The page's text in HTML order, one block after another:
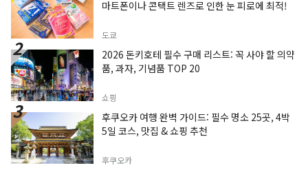
마트폰이나 콘택트 렌즈로 인한 눈 피로에 최적!
도쿄
2026 돈키호테 필수 구매 리스트: 꼭 사야 할 의약
품, 과자, 기념품 TOP 20
쇼핑
후쿠오카 여행 완벽 가이드: 필수 명소 25곳, 4박
5일 코스, 맛집 & 쇼핑 추천
후쿠오카